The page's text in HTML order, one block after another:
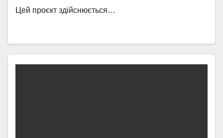
Цей проєкт здійснюється…